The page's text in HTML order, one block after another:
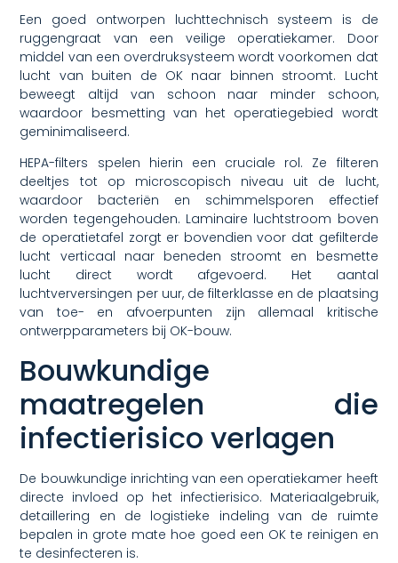
Een goed ontworpen luchttechnisch systeem is de
ruggengraat van een veilige operatiekamer. Door
middel van een overdruksysteem wordt voorkomen dat
lucht van buiten de OK naar binnen stroomt. Lucht
beweegt altijd van schoon naar minder schoon,
waardoor besmetting van het operatiegebied wordt
geminimaliseerd.
HEPA-filters spelen hierin een cruciale rol. Ze filteren
deeltjes tot op microscopisch niveau uit de lucht,
waardoor bacteriën en schimmelsporen effectief
worden tegengehouden. Laminaire luchtstroom boven
de operatietafel zorgt er bovendien voor dat gefilterde
lucht verticaal naar beneden stroomt en besmette
lucht direct wordt afgevoerd. Het aantal
luchtverversingen per uur, de filterklasse en de plaatsing
van toe- en afvoerpunten zijn allemaal kritische
ontwerpparameters bij OK-bouw.
Bouwkundige
maatregelen die
infectierisico verlagen
De bouwkundige inrichting van een operatiekamer heeft
directe invloed op het infectierisico. Materiaalgebruik,
detaillering en de logistieke indeling van de ruimte
bepalen in grote mate hoe goed een OK te reinigen en
te desinfecteren is.